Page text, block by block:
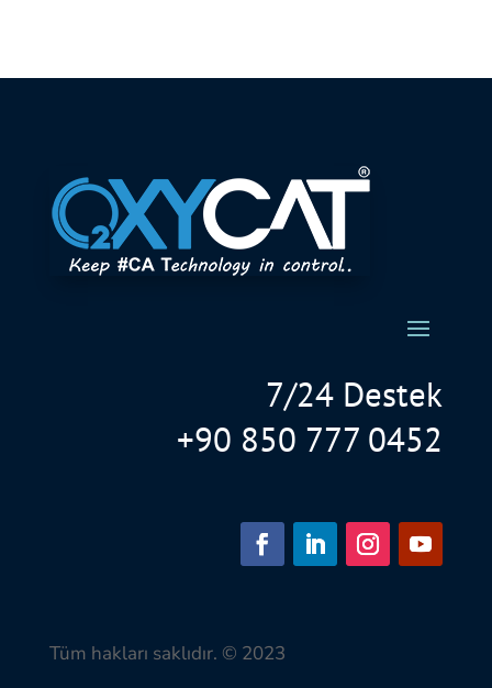
7/24 Destek
+90 850 777 0452
Tüm hakları saklıdır. © 2023